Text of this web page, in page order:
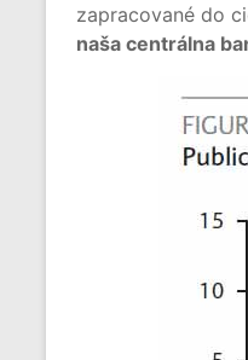
zapracované do
naša centrálna